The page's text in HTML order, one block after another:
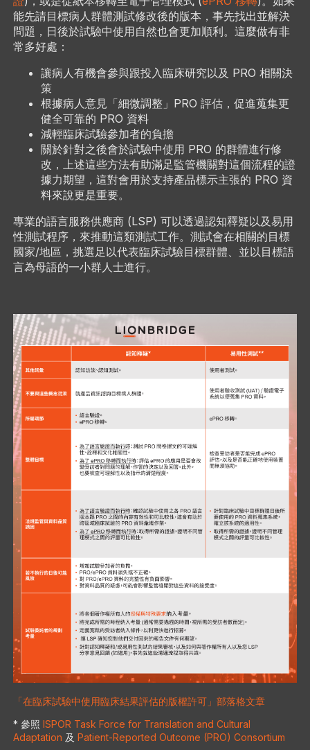
能先請目標病人群體測試修改後的版本，事先找出並解決
問題，日後於試驗中使用自然也會更加順利。這麼做有非
常多好處：
讓病人有機會參與跟投入臨床研究以及 PRO 相關決
策
根據病人意見「細微調整」PRO 評估，促進蒐集更
健全可靠的 PRO 資料
減輕臨床試驗參加者的負擔
關於針對之後會於試驗中使用 PRO 的群體進行修
改，上述這些方法有助滿足監管機關對這個流程的證
據力期望，這對會用於支持產品標示主張的 PRO 資
料來說更是重要。
專業的語言服務供應商 (LSP) 可以透過認知釋疑以及易用
性測試程序，來推動這類測試工作。測試會在相關的目標
國家/地區，挑選足以代表臨床試驗目標群體、並以目標語
言為母語的一小群人士進行。
「在臨床試驗中使用臨床結果評估的版權許可」部落格文章
* 參照 ISPOR Task Force for Translation and Cultural
Adaptation 及 Patient-Reported Outcome (PRO) Consortium